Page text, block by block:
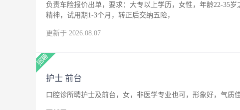
负责车险报价出单，要求：大专以上学历，女性，年龄22-35
精神，试用期1-3个月，转正后交纳五险，
更新于 2026.08.07
护士 前台
口腔诊所聘护士及前台，女，非医学专业也可，形象好，气质